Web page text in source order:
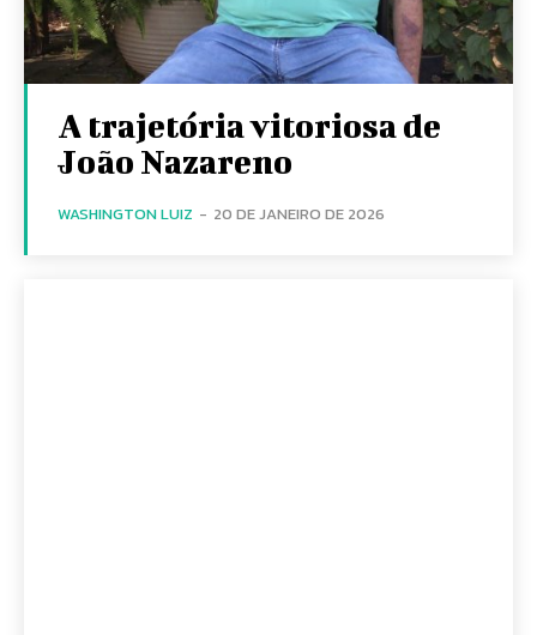
A trajetória vitoriosa de
João Nazareno
WASHINGTON LUIZ - 20 DE JANEIRO DE 2026